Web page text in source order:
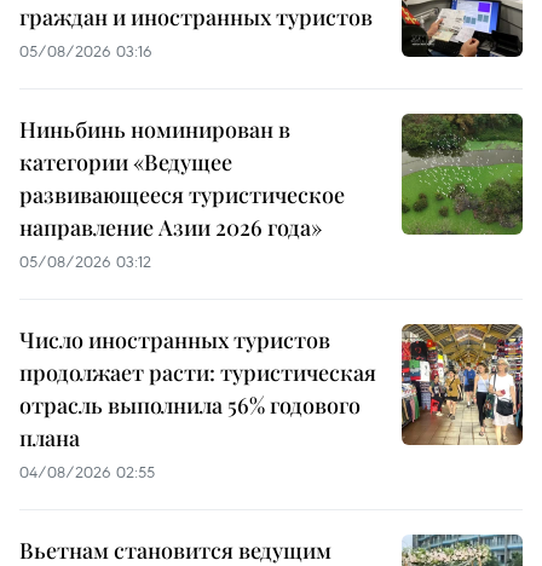
граждан и иностранных туристов
05/08/2026 03:16
Ниньбинь номинирован в
категории «Ведущее
развивающееся туристическое
направление Азии 2026 года»
05/08/2026 03:12
Число иностранных туристов
продолжает расти: туристическая
отрасль выполнила 56% годового
плана
04/08/2026 02:55
Вьетнам становится ведущим